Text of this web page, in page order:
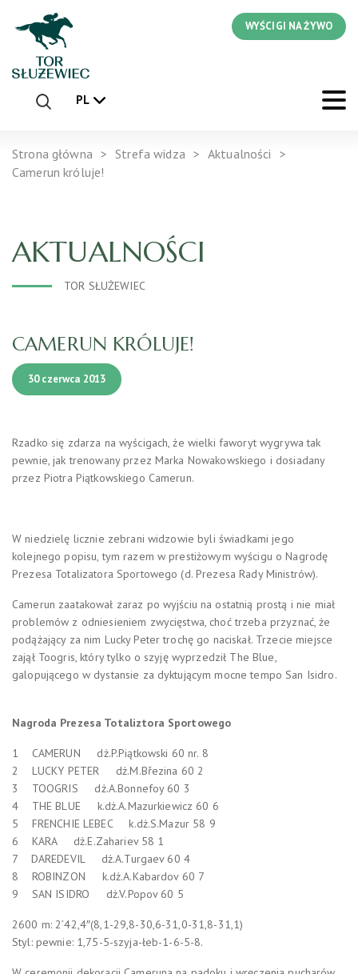
WYŚCIGI NA ŻYWO
PL
Strona główna Strefa widza
Aktualności
Camerun króluje!
AKTUALNOŚCI
TOR SŁUŻEWIEC
CAMERUN KRÓLUJE!
30 czerwca 2013
Rzadko się zdarza na wyścigach, że wielki faworyt wygrywa tak
pewnie, jak trenowany przez Marka Nowakowskiego i dosiadany
przez Piotra Piątkowskiego Camerun.
W niedzielę licznie zebrani widzowie byli świadkami jego
kolejnego popisu, tym razem w prestiżowym wyścigu o Nagrodę
Prezesa Totalizatora Sportowego (d. Prezesa Rady Ministrów).
Camerun zaatakował zaraz po wyjściu na ostatnią prostą i nie miał
problemów z odniesieniem zwycięstwa, choć trzeba przyznać, że
podążający za nim Lucky Peter trochę go naciskał. Trzecie miejsce
zajął Toogris, który tylko o szyję wyprzedził The Blue,
galopującego w dystansie za dyktującym mocne tempo San Isidro.
Nagroda Prezesa Totaliztora Sportowego
1 CAMERUN dż.P.Piątkowski 60 nr. 8
2 LUCKY PETER dż.M.Březina 60 2
3 TOOGRIS dż.A.Bonnefoy 60 3
4 THE BLUE k.dż.A.Mazurkiewicz 60 6
5 FRENCHIE LEBEC k.dż.S.Mazur 58 9
6 KARA dż.E.Zahariev 58 1
7 DAREDEVIL dż.A.Turgaev 60 4
8 ROBINZON k.dż.A.Kabardov 60 7
9 SAN ISIDRO dż.V.Popov 60 5
2600 m: 2’42,4″(8,1-29,8-30,6-31,0-31,8-31,1)
Styl: pewnie: 1,75-5-szyja-łeb-1-6-5-8.